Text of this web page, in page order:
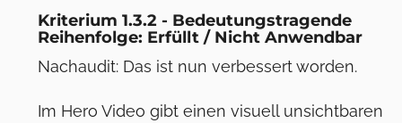
Kriterium 1.3.2 - Bedeutungstragende
Reihenfolge: Erfüllt / Nicht Anwendbar
Nachaudit: Das ist nun verbessert worden.
Im Hero Video gibt einen visuell unsichtbaren